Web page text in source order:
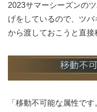
2023サマーシーズンの
げをしているので、ツ
から渡しておこうと直
「移動不可能な属性で